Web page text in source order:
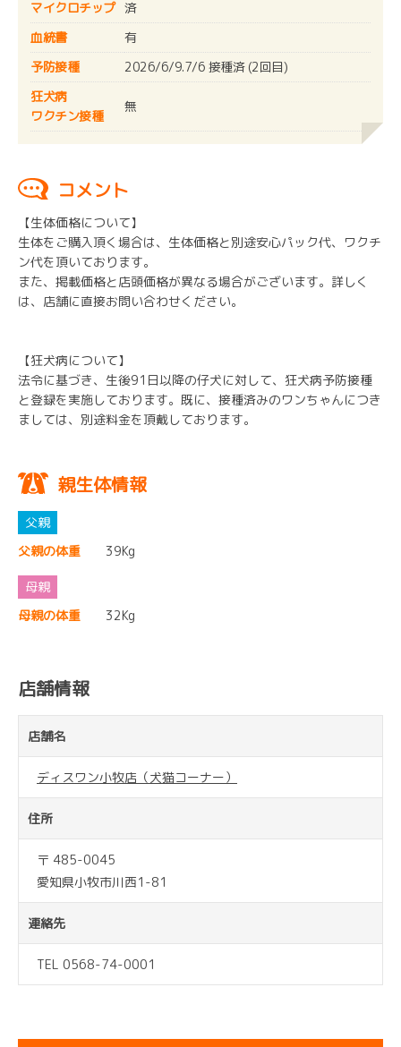
マイクロチップ 済
血統書
有
予防接種
2026/6/9.7/6 接種済 (2回目)
狂犬病
ワクチン接種
無
コメント
【生体価格について】
生体をご購入頂く場合は、生体価格と別途安心パック代、ワクチ
ン代を頂いております。
また、掲載価格と店頭価格が異なる場合がございます。詳しく
は、店舗に直接お問い合わせください。
【狂犬病について】
法令に基づき、生後91日以降の仔犬に対して、狂犬病予防接種
と登録を実施しております。既に、接種済みのワンちゃんにつき
ましては、別途料金を頂戴しております。
親生体情報
父親の体重 39Kg
母親の体重 32Kg
店舗情報
店舗名
ディスワン小牧店（犬猫コーナー）
住所
〒 485-0045
愛知県小牧市川西1-81
連絡先
TEL 0568-74-0001